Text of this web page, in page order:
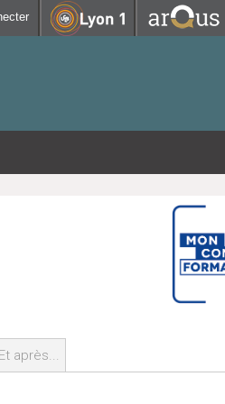
(Sciences et Techniques des
(Chimie, Mathématique, Physique)
Electrique des Procédés -
(Département composante)
Et après...